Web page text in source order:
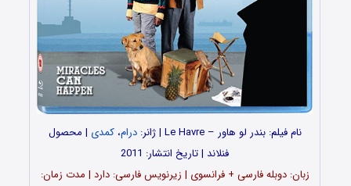
نام فیلم: بندر لو هاور – Le Havre | ژانر: درام،کمدی | محصول
فنلاند | تاریخ انتشار: 2011
زبان: دوبله فارسی + فرانسوی | زیرنویس فارسی: دارد | مدت زمان: